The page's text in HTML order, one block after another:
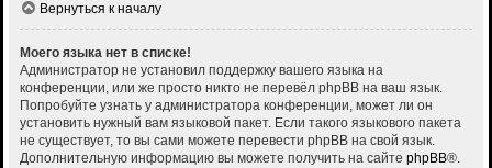
Вернуться к началу
Моего языка нет в списке!
Администратор не установил поддержку вашего языка на
конференции, или же просто никто не перевёл phpBB на ваш язык.
Попробуйте узнать у администратора конференции, может ли он
установить нужный вам языковой пакет. Если такого языкового пакета
не существует, то вы сами можете перевести phpBB на свой язык.
Дополнительную информацию вы можете получить на сайте phpBB®.